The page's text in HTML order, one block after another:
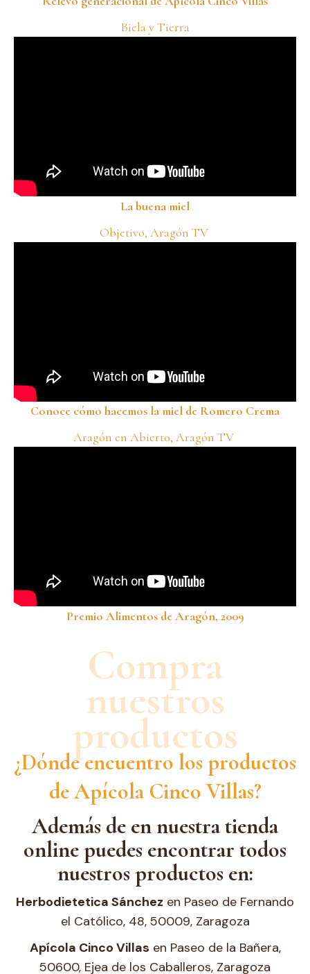
Biela y Tierra
La buena miel
Objetivo, Aragón TV
Conoce cómo hacemos la miel de Romero Crema
Aragón en Abierto, Aragón TV
Premio Alimentos de Aragón, 2009
Compra
nuestros
productos
¿Dónde encuentro los productos
de Apícola Cinco Villas?
Además de en nuestra tienda
online puedes encontrar todos
nuestros productos en:
Herbodietetica Sánchez en Paseo de Fernando
el Católico, 48, 50009, Zaragoza
Apícola Cinco Villas en Paseo de la Bañera,
50600, Ejea de los Caballeros, Zaragoza